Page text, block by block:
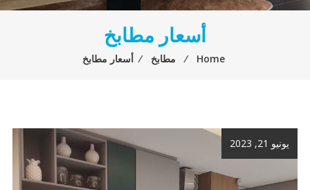
أسعار مطابخ
Home
⁄ مطابخ ⁄ أسعار مطابخ
يونيو 21, 2023